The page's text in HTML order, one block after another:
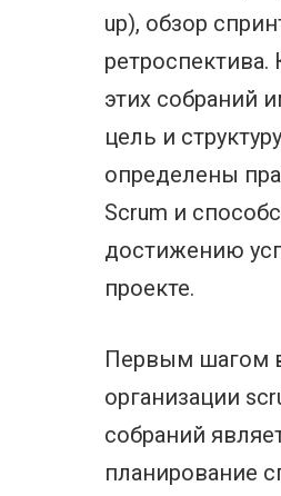
up), обзор
этих собраний
цель и
определены
Scrum и
достижению
проекте.
Первым шагом
организации
собраний
планирование